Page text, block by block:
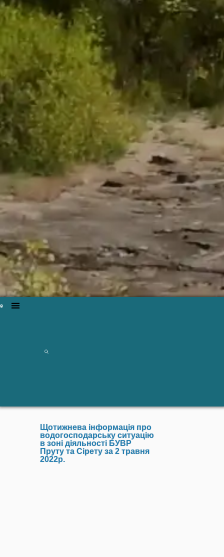
Щотижнева інформація про
водогосподарську ситуацію
в зоні діяльності БУВР
Пруту та Сірету за 2 травня
2022р.